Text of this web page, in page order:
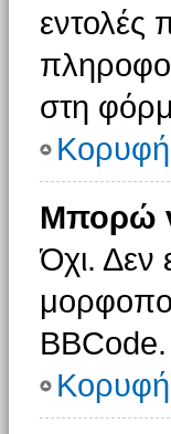
εντολές
στη
Κορυφή
Μπορώ
Όχι. Δεν
BBCode.
Κορυφή